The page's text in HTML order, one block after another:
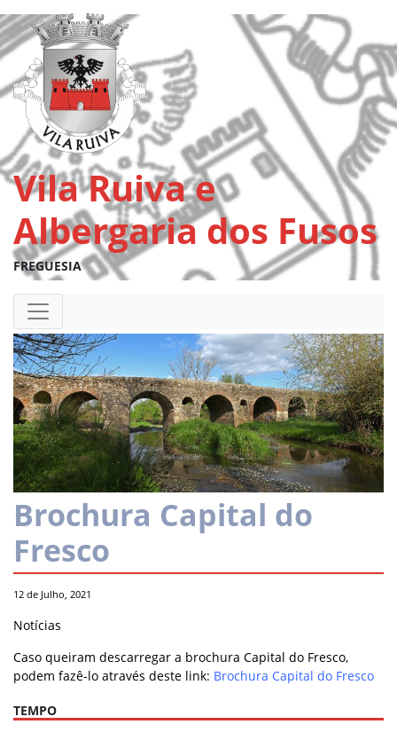
Vila Ruiva e
Albergaria dos Fusos
FREGUESIA
Brochura Capital do
Fresco
12 de Julho, 2021
Notícias
Caso queiram descarregar a brochura Capital do Fresco,
podem fazê-lo através deste link: Brochura Capital do Fresco
TEMPO